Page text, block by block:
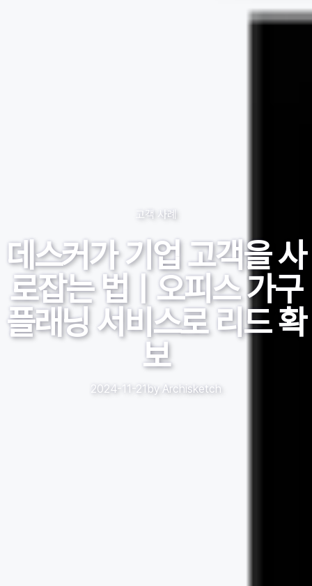
고객 사례
데스커가 기업 고객을 사
로잡는 법ㅣ오피스 가구
플래닝 서비스로 리드 확
보
2024-11-21 by Archisketch